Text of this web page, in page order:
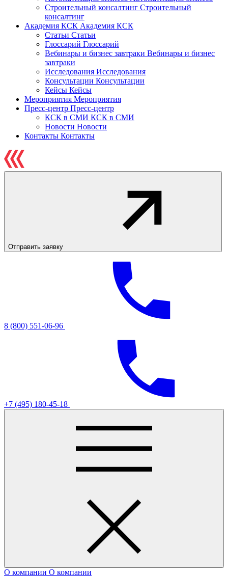
Строительный консалтинг Строительный
консалтинг
Академия КСК Академия КСК
Статьи Статьи
Глоссарий Глоссарий
Вебинары и бизнес завтраки Вебинары и бизнес
завтраки
Исследования Исследования
Консультации Консультации
Кейсы Кейсы
Мероприятия Мероприятия
Пресс-центр Пресс-центр
КСК в СМИ КСК в СМИ
Новости Новости
Контакты Контакты
Отправить заявку
8 (800) 551-06-96
+7 (495) 180-45-18
О компании О компании